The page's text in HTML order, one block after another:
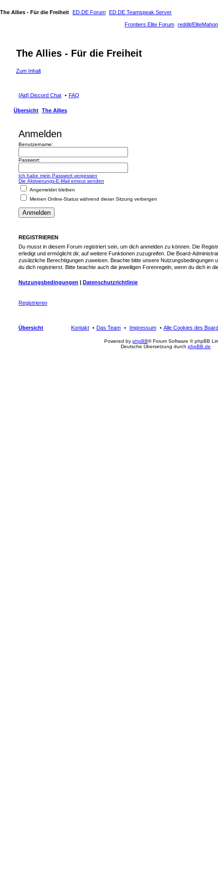
The Allies - Für die Freiheit ED.DE Forum ED.DE Teamspeak Server
reddit/EliteMahon
Frontiers Elite Forum
The Allies - Für die Freiheit
Zum Inhalt
[Aid] Discord Chat FAQ
Übersicht The Allies
Anmelden
Benutzername:
Passwort:
Ich habe mein Passwort vergessen
Die Aktivierungs-E-Mail erneut senden
Angemeldet bleiben
Meinen Online-Status während dieser Sitzung verbergen
REGISTRIEREN
Du musst in diesem Forum registriert sein, um dich anmelden zu können. Die
erledigt und ermöglicht dir, auf weitere Funktionen zuzugreifen. Die Board-
zusätzliche Berechtigungen zuweisen. Beachte bitte unsere Nutzungsbedingungen
du dich registrierst. Bitte beachte auch die jeweiligen Forenregeln, wenn du dich in
Nutzungsbedingungen | Datenschutzrichtlinie
Registrieren
Übersicht Alle Cookies des
Impressum
Das Team
Kontakt
Powered by phpBB® Forum Software © phpBB
Deutsche Übersetzung durch phpBB.de